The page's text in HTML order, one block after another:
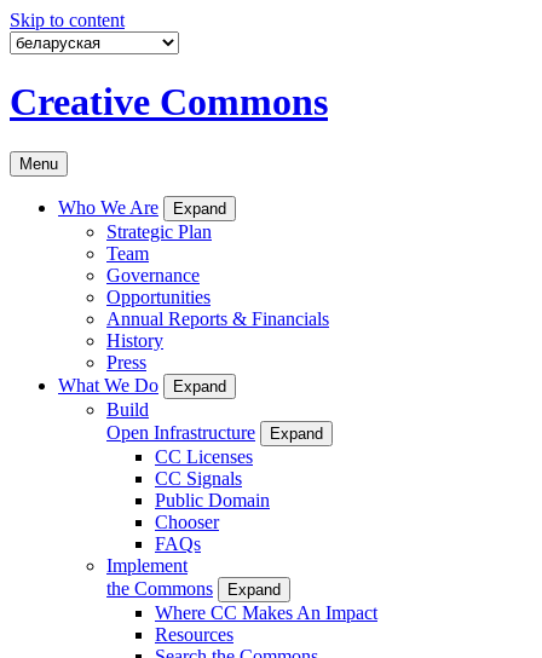
Skip to content
Creative Commons
Menu
Who We Are Expand
Strategic Plan
Team
Governance
Opportunities
Annual Reports & Financials
History
Press
What We Do
Expand
Build
Open Infrastructure
Expand
CC Licenses
CC Signals
Public Domain
Chooser
FAQs
Implement
the Commons
Expand
Where CC Makes An Impact
Resources